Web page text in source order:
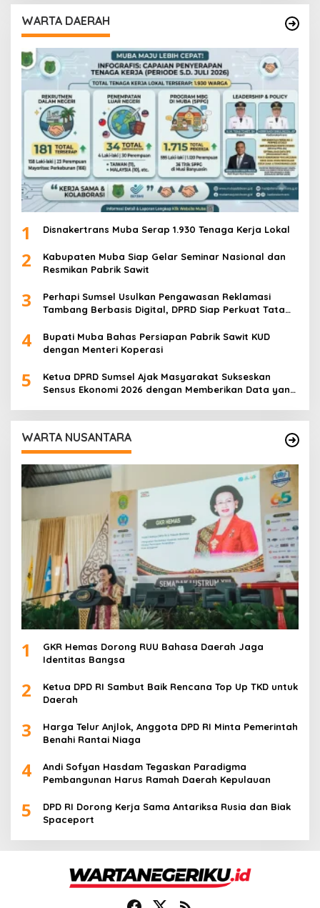
WARTA DAERAH
1 Disnakertrans Muba Serap 1.930 Tenaga Kerja Lokal
2
Kabupaten Muba Siap Gelar Seminar Nasional dan
Resmikan Pabrik Sawit
3
Perhapi Sumsel Usulkan Pengawasan Reklamasi
Tambang Berbasis Digital, DPRD Siap Perkuat Tata
4
Bupati Muba Bahas Persiapan Pabrik Sawit KUD
dengan Menteri Koperasi
5
Ketua DPRD Sumsel Ajak Masyarakat Sukseskan
Sensus Ekonomi 2026 dengan Memberikan Data yang
WARTA NUSANTARA
1
GKR Hemas Dorong RUU Bahasa Daerah Jaga
Identitas Bangsa
2
Ketua DPD RI Sambut Baik Rencana Top Up TKD untuk
Daerah
3
Harga Telur Anjlok, Anggota DPD RI Minta Pemerintah
Benahi Rantai Niaga
4
Andi Sofyan Hasdam Tegaskan Paradigma
Pembangunan Harus Ramah Daerah Kepulauan
5
DPD RI Dorong Kerja Sama Antariksa Rusia dan Biak
Spaceport